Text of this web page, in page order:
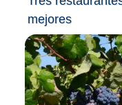
mejores